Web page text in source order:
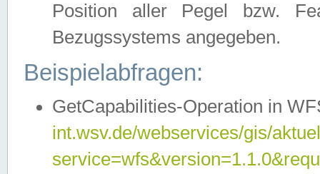
Position aller Pegel bzw.
Bezugssystems angegeben.
Beispielabfragen:
GetCapabilities-Operation in
int.wsv.de/webservices/gis/